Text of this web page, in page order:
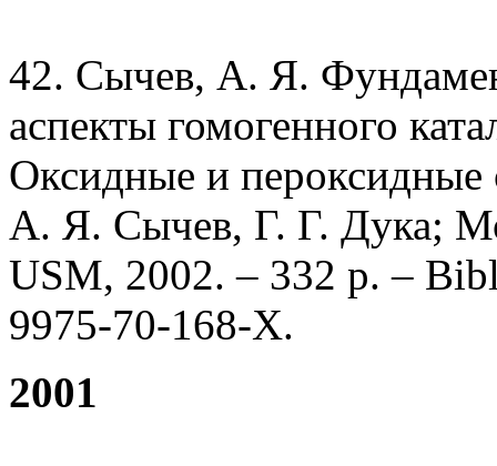
42. Сычев, А. Я.
аспекты гомогенного
Оксидные и
А. Я. Сычев, Г. Г. Дука;
USM, 2002. – 332 р. –
9975-70-168-X.
2001